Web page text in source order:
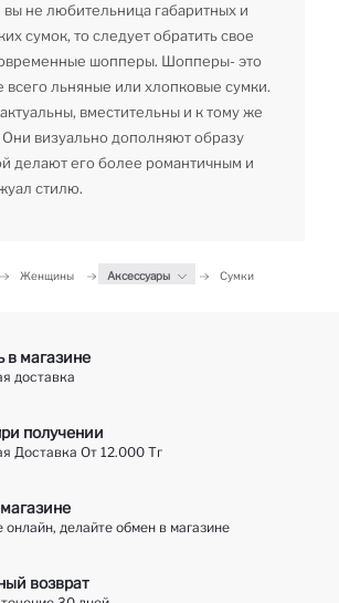
вы не любительница габаритных и
сумок, то следует обратить свое
шопперы. Шопперы- это
всего льняные или хлопковые сумки.
вместительны и к тому же
Они визуально дополняют образу
делают его более романтичным и
стилю.
Женщины Аксессуары Сумки
в магазине
доставка
получении
Доставка От 12.000 Тг
онлайн, делайте обмен в магазине
возврат